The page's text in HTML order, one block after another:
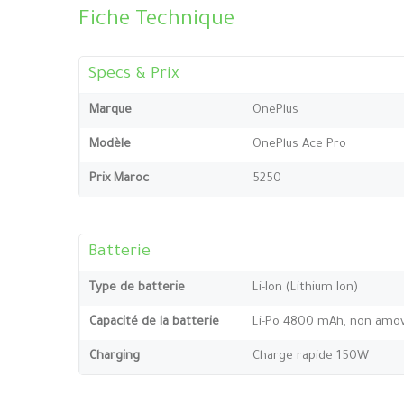
Fiche Technique
Specs & Prix
Marque OnePlus
Modèle OnePlus Ace Pro
Prix Maroc 5250
Batterie
Type de batterie Li-Ion (Lithium Ion)
Capacité de la batterie Li-Po 4800 mAh, non
Charging Charge rapide 150W